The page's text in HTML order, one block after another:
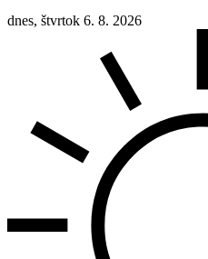
dnes, štvrtok 6. 8. 2026